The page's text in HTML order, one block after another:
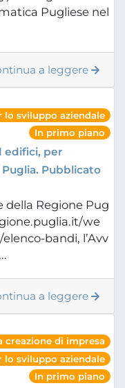
Pugliese nel
a leggere
lo sviluppo aziendale
In primo piano
edifici, per
Pubblicato
della Regione Pug
we
bandi, l’Avv
a leggere
creazione di impresa
lo sviluppo aziendale
In primo piano